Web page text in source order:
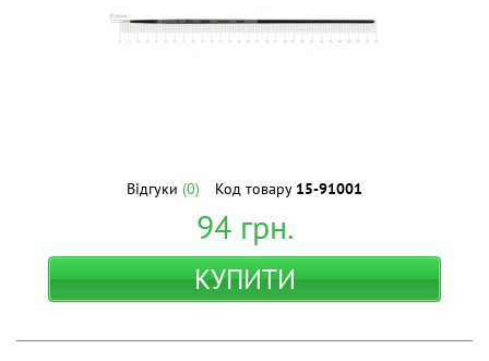
Відгуки (0) Код товару 15-91001
94грн.
КУПИТИ